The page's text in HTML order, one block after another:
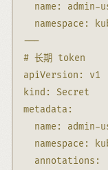
name: admin-
namespace:
---
# 长期 token
apiVersion: v1
kind: Secret
metadata:
name: admin-
namespace:
  annotations: